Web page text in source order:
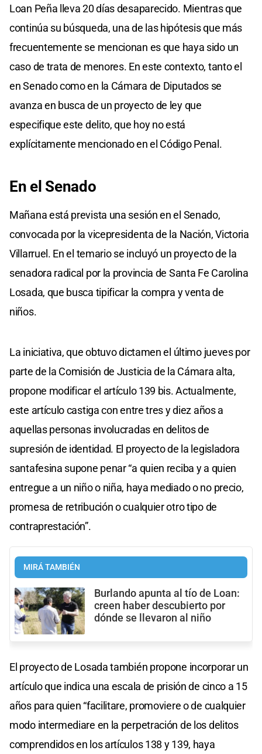
Loan Peña lleva 20 días desaparecido. Mientras que
continúa su búsqueda, una de las hipótesis que más
frecuentemente se mencionan es que haya sido un
caso de trata de menores. En este contexto, tanto el
en Senado como en la Cámara de Diputados se
avanza en busca de un proyecto de ley que
especifique este delito, que hoy no está
explícitamente mencionado en el Código Penal.
En el Senado
Mañana está prevista una sesión en el Senado,
convocada por la vicepresidenta de la Nación, Victoria
Villarruel. En el temario se incluyó un proyecto de la
senadora radical por la provincia de Santa Fe Carolina
Losada, que busca tipificar la compra y venta de
niños.
La iniciativa, que obtuvo dictamen el último jueves por
parte de la Comisión de Justicia de la Cámara alta,
propone modificar el artículo 139 bis. Actualmente,
este artículo castiga con entre tres y diez años a
aquellas personas involucradas en delitos de
supresión de identidad. El proyecto de la legisladora
santafesina supone penar “a quien reciba y a quien
entregue a un niño o niña, haya mediado o no precio,
promesa de retribución o cualquier otro tipo de
contraprestación”.
MIRÁ TAMBIÉN
Burlando apunta al tío de Loan:
creen haber descubierto por
dónde se llevaron al niño
El proyecto de Losada también propone incorporar un
artículo que indica una escala de prisión de cinco a 15
años para quien “facilitare, promoviere o de cualquier
modo intermediare en la perpetración de los delitos
comprendidos en los artículos 138 y 139, haya